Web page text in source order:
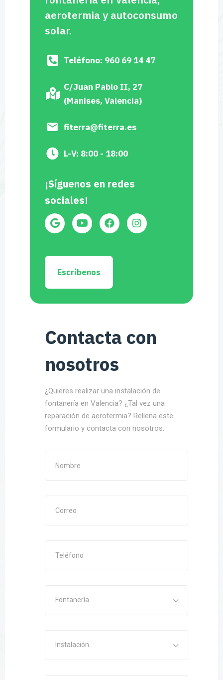
aerotermia y autoconsumo
solar.
Teléfono: 960 69 14 47
C/Juan Pablo II, 27
(Manises, Valencia)
fiterra@fiterra.es
L-V: 8:00 - 18:00
¡Síguenos en redes
sociales!
Escríbenos
Contacta con
nosotros
¿Quieres realizar una instalación de
fontanería en Valencia? ¿Tal vez una
reparación de aerotermia? Rellena este
formulario y contacta con nosotros.
Fontanería
Instalación